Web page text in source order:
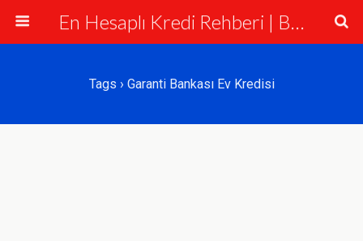
En Hesaplı Kredi Rehberi | Bankalar ve Krediler
Tags › Garanti Bankası Ev Kredisi